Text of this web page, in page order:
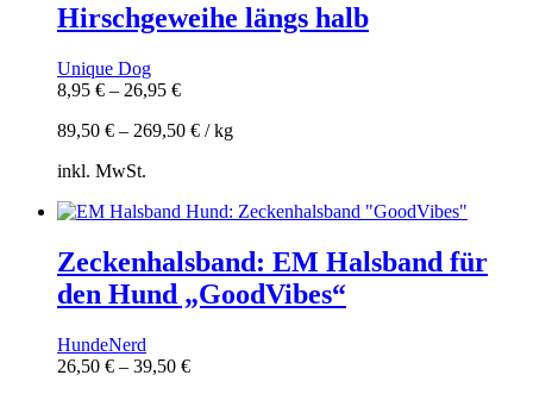
Hirschgeweihe längs halb
Unique Dog
8,95 € – 26,95 €
89,50 € – 269,50 € /kg
inkl. MwSt.
Zeckenhalsband: EM Halsband für
den Hund „GoodVibes“
HundeNerd
26,50 € – 39,50 €